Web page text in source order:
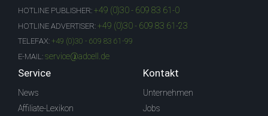
HOTLINE PUBLISHER: +49 (0)30 - 609 83 61-0
HOTLINE ADVERTISER: +49 (0)30 - 609 83 61-23
TELEFAX: +49 (0)30 - 609 83 61-99
E-MAIL: service@adcell.de
Service
News
Affiliate-Lexikon
Kontakt
Unternehmen
Jobs